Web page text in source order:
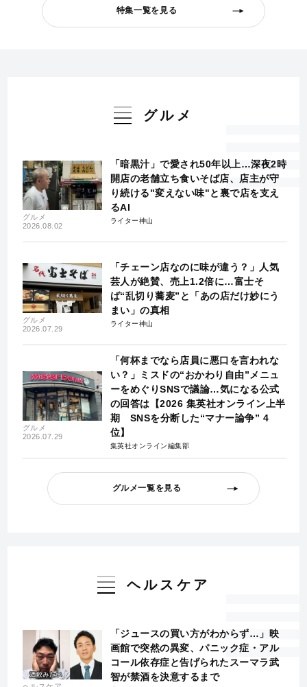
特集一覧を見る
グルメ
グルメ
2026.08.02
「暗黒汁」で愛され50年以上…深夜2時
開店の老舗立ち食いそば店、店主が守
り続ける"変えない味"と裏で店を支え
るAI
ライター神山
グルメ
2026.07.29
「チェーン店なのに味が違う？」人気
芸人が絶賛、売上1.2倍に…富士そ
ば“乱切り蕎麦”と「あの店だけ妙にう
まい」の真相
ライター神山
グルメ
2026.07.29
「何杯までなら店員に悪口を言われな
い？」ミスドの“おかわり自由”メニュ
ーをめぐりSNSで議論…気になる公式
の回答は【2026 集英社オンライン上半
期 SNSを分断した“マナー論争” 4
位】
集英社オンライン編集部
グルメ一覧を見る
ヘルスケア
「ジュースの買い方がわからず…」映
画館で突然の異変、パニック症・アル
コール依存症と告げられたスーマラ武
智が禁酒を決意するまで